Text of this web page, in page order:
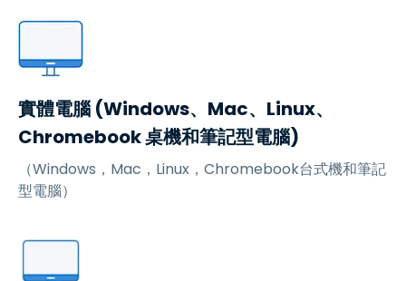
實體電腦 (Windows、Mac、Linux、
Chromebook 桌機和筆記型電腦)
（Windows，Mac，Linux，Chromebook台式機和筆記
型電腦）